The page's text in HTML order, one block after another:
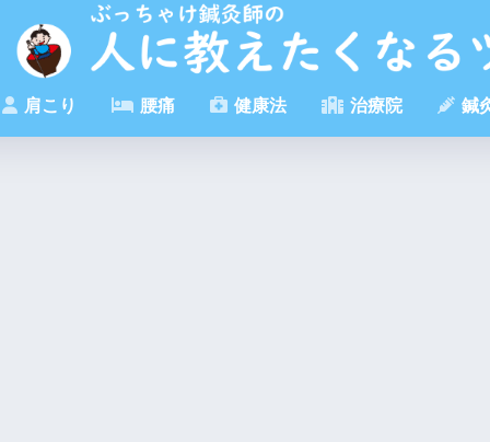
肩こり 腰痛 健康法 治療院 鍼